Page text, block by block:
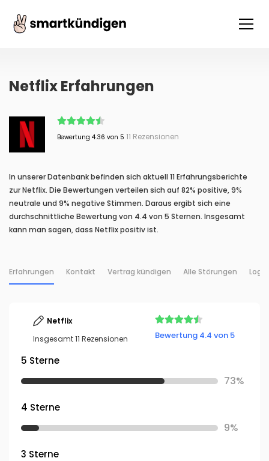
Netflix Erfahrungen
Bewertung 4.36 von 5 11 Rezensionen
In unserer Datenbank befinden sich aktuell 11 Erfahrungsberichte
zur Netflix. Die Bewertungen verteilen sich auf 82% positive, 9%
neutrale und 9% negative Stimmen. Daraus ergibt sich eine
durchschnittliche Bewertung von 4.4 von 5 Sternen. Insgesamt
kann man sagen, dass Netflix positiv ist.
Erfahrungen Kontakt Vertrag kündigen Alle Störungen Login
Netflix
Insgesamt 11 Rezensionen
Bewertung 4.4 von 5
5 Sterne
73%
4 Sterne
9%
3 Sterne